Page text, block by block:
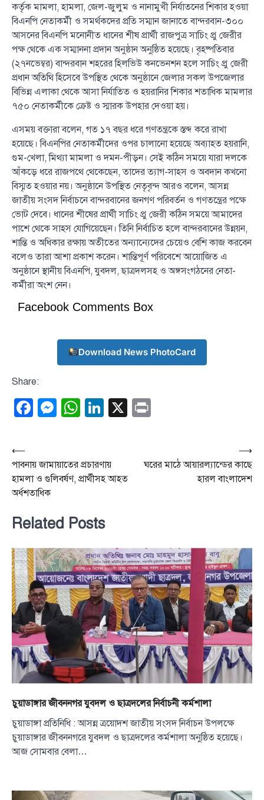
কর্তৃক মামলা, হামলা, জেল-জুলুম ও নানামুখী নির্যাতনের শিকার হওয়া
বিএনপি নেতাকর্মী ও সমর্থকদের প্রতি সম্মান জানাতে বান্দরবান-৩০০
আসনের বিএনপি মনোনীত ধানের শীষ প্রার্থী রাজপুত্র সাচিং প্রু জেরীর
পক্ষ থেকে এক সম্মাননা প্রদান অনুষ্ঠান অনুষ্ঠিত হয়েছে। বৃহষ্পতিবার
(২৭নভেম্বর) বান্দরবান শহরের হিলভিউ কনভেনশন হলে সাচিং প্রু জেরী
প্রধান অতিথি হিসেবে উপস্থিত থেকে অনুষ্ঠানে জেলার সকল উপজেলার
বিভিন্ন এলাকা থেকে আসা নির্যাতিত ও হয়রানির শিকার শতাধিক মামলার
৭৫০ নেতাকর্মীকে ক্রেষ্ট ও স্মারক উপহার দেওয়া হয়।
এসময় বক্তারা বলেন, গত ১৭ বছর ধরে গণতন্ত্রকে স্তব্দ করে রাখা
হয়েছে। বিএনপির নেতাকর্মীদের ওপর চালানো হয়েছে অব্যাহত হয়রানি,
গুম-খেলা, মিথ্যা মামলা ও দমন-পীড়ন। সেই কঠিন সময়ে যারা দলকে
আঁকড়ে ধরে রাজপথে থেকেছেন, তাদের ত্যাগ-সাহস ও অবদান কখনো
বিস্মৃত হওয়ার নয়। অনুষ্ঠানে উপস্থিত নেতৃবৃন্দ আরও বলেন, আসন্ন
জাতীয় সংসদ নির্বাচনে বান্দরবানের জনগণ পরিবর্তন ও গণতন্ত্রের পক্ষে
ভোট দেবে। ধানের শীষের প্রার্থী সাচিং প্রু জেরী কঠিন সময়ে আমাদের
পাশে থেকে সাহস যোগিয়েছেন। তিনি নির্বাচিত হলে বান্দরবানের উন্নয়ন,
শান্তি ও অধিকার রক্ষায় অতীতের অন্যান্যেদের চেয়েও বেশি কাজ করবেন
বলেও তারা আশা প্রকাশ করেন। শান্তিপূর্ণ পরিবেশে আয়োজিত এ
অনুষ্ঠানে স্থানীয় বিএনপি, যুবদল, ছাত্রদলসহ ও অঙ্গসংগঠনের নেতা-
কর্মীরা অংশ নেন।
Facebook Comments Box
Download News PhotoCard
Share:
Facebook
Messenger
WhatsApp
LinkedIn
X
Post
navigation
⟵
পাবনায় জামায়াতের প্রচারণায়
হামলা ও গুলিবর্ষণ, প্রার্থীসহ আহত
অর্ধশতাধিক
ঘরের মাঠে আয়ারল্যান্ডের কাছে
হারল বাংলাদেশ
⟶
Related Posts
চুয়াডাঙ্গার জীবননগর যুবদল ও ছাত্রদলের নির্বাচনী কর্মশালা
চুয়াডাঙ্গা প্রতিনিধি : আসন্ন ত্রয়োদশ জাতীয় সংসদ নির্বাচন উপলক্ষে
চুয়াডাঙ্গার জীবননগরে যুবদল ও ছাত্রদলের কর্মশালা অনুষ্ঠিত হয়েছে।
আজ সোমবার বেলা…